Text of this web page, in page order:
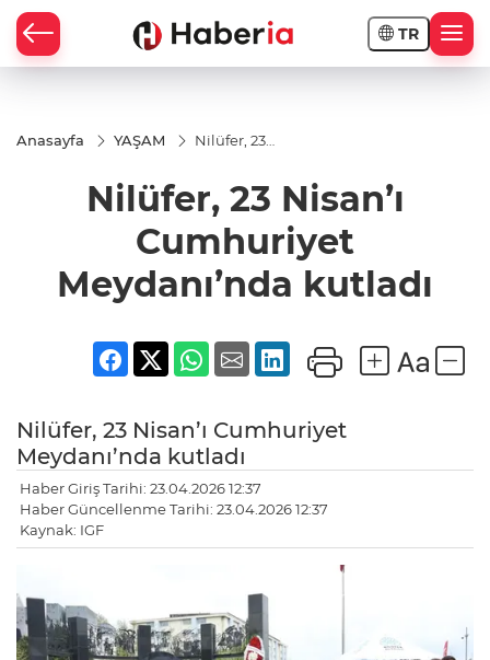
TR
Anasayfa YAŞAM
Nilüfer, 23
Meydanı’nda
kutladı
Nilüfer, 23 Nisan’ı
Cumhuriyet
Meydanı’nda kutladı
Nilüfer, 23 Nisan’ı Cumhuriyet
Meydanı’nda kutladı
Haber Giriş Tarihi: 23.04.2026 12:37
Haber Güncellenme Tarihi: 23.04.2026 12:37
Kaynak: IGF